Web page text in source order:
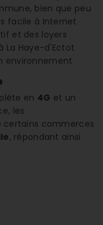
bien que peu
facile à Internet
et des loyers
La Haye-d'Ectot
environnement
en 4G et un
les
certains commerces
, répondant ainsi